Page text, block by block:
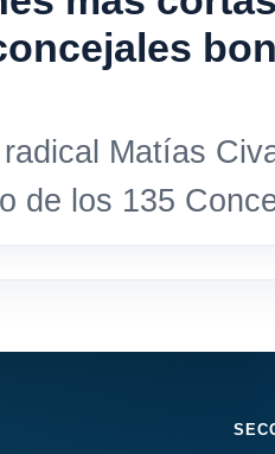
Matías
de los 135